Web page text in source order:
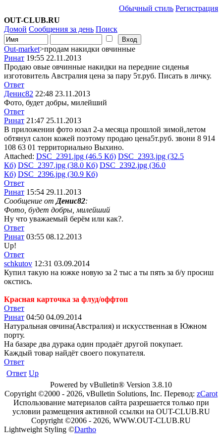
Обычный стиль Регистрация
OUT-CLUB.RU
Домой Сообщения за день Поиск
Out-market>продам накидки овчинные
Ринат 19:55 22.11.2013
Продаю овые овчинные накидки на передние сиденья
изготовитель Австралия цена за пару 5т.руб. Писать в личку.
Ответ
Денис82 22:48 23.11.2013
Фото, будет добры, милейший
Ответ
Ринат 21:47 25.11.2013
В приложении фото юзал 2-а месяца прошлой зимой,летом
обтянул салон кожей поэтому продаю цена5т.руб. звони 8 914
108 63 01 территориально Выхино.
Attached: DSC_2391.jpg (46.5 Кб) DSC_2393.jpg (32.5
Кб) DSC_2397.jpg (38.0 Кб) DSC_2392.jpg (36.0
Кб) DSC_2396.jpg (30.9 Кб)
Ответ
Ринат 15:54 29.11.2013
Сообщение от Денис82:
Фото, будет добры, милейший
Ну что уважаемый берём или как?.
Ответ
Ринат 03:55 08.12.2013
Up!
Ответ
schkutov 12:31 03.09.2014
Купил такую на южке новую за 2 тыс а ты пять за б/у просиш
окстись.
Красная карточка за флуд/оффтоп
Ответ
Ринат 04:50 04.09.2014
Натуральная овчина(Австралия) и искусственная в Южном
порту.
На базаре два дурака один продаёт другой покупает.
Каждый товар найдёт своего покупателя.
Ответ
Ответ Up
Powered by vBulletin® Version 3.8.10
Copyright ©2000 - 2026, vBulletin Solutions, Inc. Перевод: zCarot
Использование материалов сайта разрешается только при
условии размещения активной ссылки на OUT-CLUB.RU
Copyright ©2006 - 2026, WWW.OUT-CLUB.RU
Lightweight Styling ©Dartho